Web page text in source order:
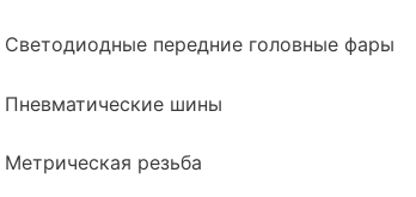
Светодиодные передние головные фары
Пневматические шины
Метрическая резьба